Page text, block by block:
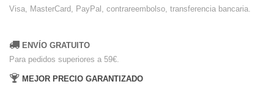
Visa, MasterCard, PayPal, contrareembolso, transferencia bancaria.
ENVÍO GRATUITO
Para pedidos superiores a 59€.
MEJOR PRECIO GARANTIZADO